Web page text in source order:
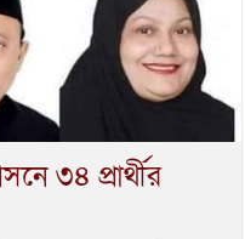
৩৪ প্রার্থীর